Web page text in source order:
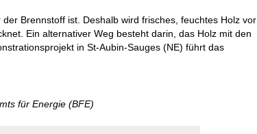
Brennstoff ist. Deshalb wird frisches, feuchtes Holz vor
Ein alternativer Weg besteht darin, das Holz mit den
in St-Aubin-Sauges (NE) führt das
für Energie (BFE)